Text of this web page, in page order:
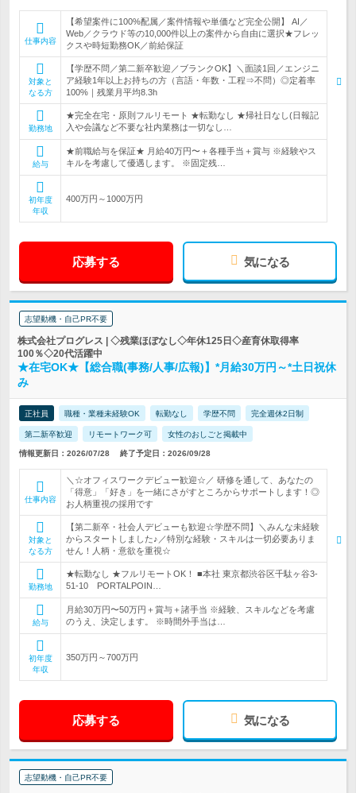
仕事内容
【希望案件に100%配属／案件情報や単価など完全公開】 AI／
Web／クラウド等の10,000件以上の案件から自由に選択★フレッ
クスや時短勤務OK／前給保証
対象と
なる方
【学歴不問／第二新卒歓迎／ブランクOK】＼面談1回／エンジニ
ア経験1年以上お持ちの方（言語・年数・工程⇒不問）◎定着率
100%｜残業月平均8.3h
勤務地
★完全在宅・原則フルリモート ★転勤なし ★帰社日なし(日報記
入や会議など不要な社内業務は一切なし…
給与
★前職給与を保証★ 月給40万円〜＋各種手当＋賞与 ※経験やス
キルを考慮して優遇します。 ※固定残…
初年度
年収
400万円～1000万円
応募する 気になる
志望動機・自己PR不要
株式会社プログレス | ◇残業ほぼなし◇年休125日◇産育休取得率
100％◇20代活躍中
★在宅OK★【総合職(事務/人事/広報)】*月給30万円～*土日祝休
み
正社員 職種・業種未経験OK 転勤なし 学歴不問 完全週休2日制
第二新卒歓迎 リモートワーク可 女性のおしごと掲載中
情報更新日：2026/07/28 終了予定日：2026/09/28
仕事内容
＼☆オフィスワークデビュー歓迎☆／ 研修を通して、あなたの
「得意」「好き」を一緒にさがすところからサポートします！◎
お人柄重視の採用です
対象と
なる方
【第二新卒・社会人デビューも歓迎☆学歴不問】＼みんな未経験
からスタートしました♪／特別な経験・スキルは一切必要ありま
せん！人柄・意欲を重視☆
勤務地
★転勤なし ★フルリモートOK！ ■本社 東京都渋谷区千駄ヶ谷3-
51-10 PORTALPOIN…
給与
月給30万円〜50万円＋賞与＋諸手当 ※経験、スキルなどを考慮
のうえ、決定します。 ※時間外手当は…
初年度
年収
350万円～700万円
応募する 気になる
志望動機・自己PR不要